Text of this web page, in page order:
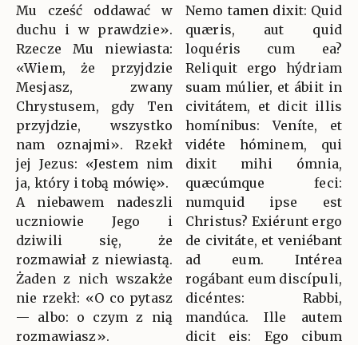
Mu cześć oddawać w
duchu i w prawdzie».
Rzecze Mu niewiasta:
«Wiem, że przyjdzie
Mesjasz, zwany
Chrystusem, gdy Ten
przyjdzie, wszystko
nam oznajmi». Rzekł
jej Jezus: «Jestem nim
ja, który i tobą mówię».
A niebawem nadeszli
uczniowie Jego i
dziwili się, że
rozmawiał z niewiastą.
Żaden z nich wszakże
nie rzekł: «O co pytasz
— albo: o czym z nią
rozmawiasz».
Nemo tamen dixit: Quid
quæris, aut quid
loquéris cum ea?
Reliquit ergo hýdriam
suam múlier, et ábiit in
civitátem, et dicit illis
homínibus: Veníte, et
vidéte hóminem, qui
dixit mihi ómnia,
quæcúmque feci:
numquid ipse est
Christus? Exiérunt ergo
de civitáte, et veniébant
ad eum. Intérea
rogábant eum discípuli,
dicéntes: Rabbi,
mandúca. Ille autem
dicit eis: Ego cibum